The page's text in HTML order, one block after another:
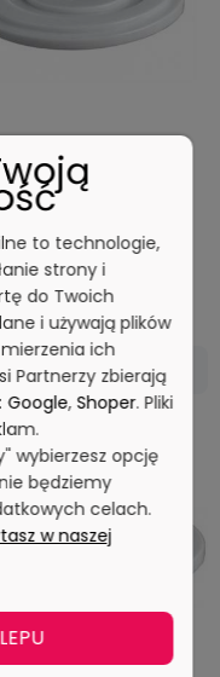
do pojemnika o
pojemności 50L 3901-1D
netto:69,00 zł
DO KOSZYKA
to technologie,
strony i
do Twoich
i używają plików
ich
Partnerzy zbierają
Google,Shoper. Pliki
wybierzesz opcję
będziemy
celach.
w naszej